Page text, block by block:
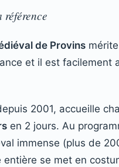
référence
de Provins
et il est facilement
2001, accueille
en 2 jours. Au
immense (plus de
se met en